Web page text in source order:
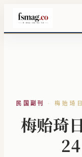
民国副刊 ·梅贻琦
梅贻琦